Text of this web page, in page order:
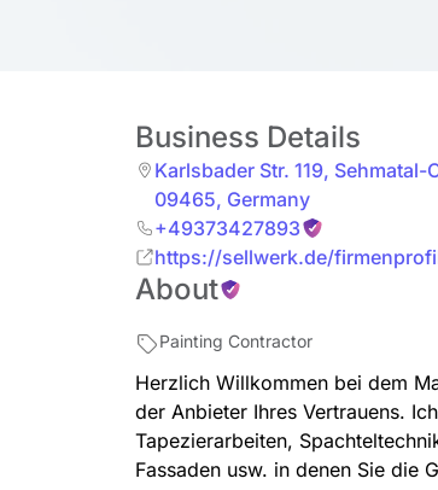
Business Details
Karlsbader Str. 119, Sehmatal-
09465, Germany
+49373427893
https://sellwerk.de/
About
Painting Contractor
Herzlich Willkommen bei dem
der Anbieter Ihres Vertrauens.
Tapezierarbeiten,
Fassaden usw. in denen Sie die